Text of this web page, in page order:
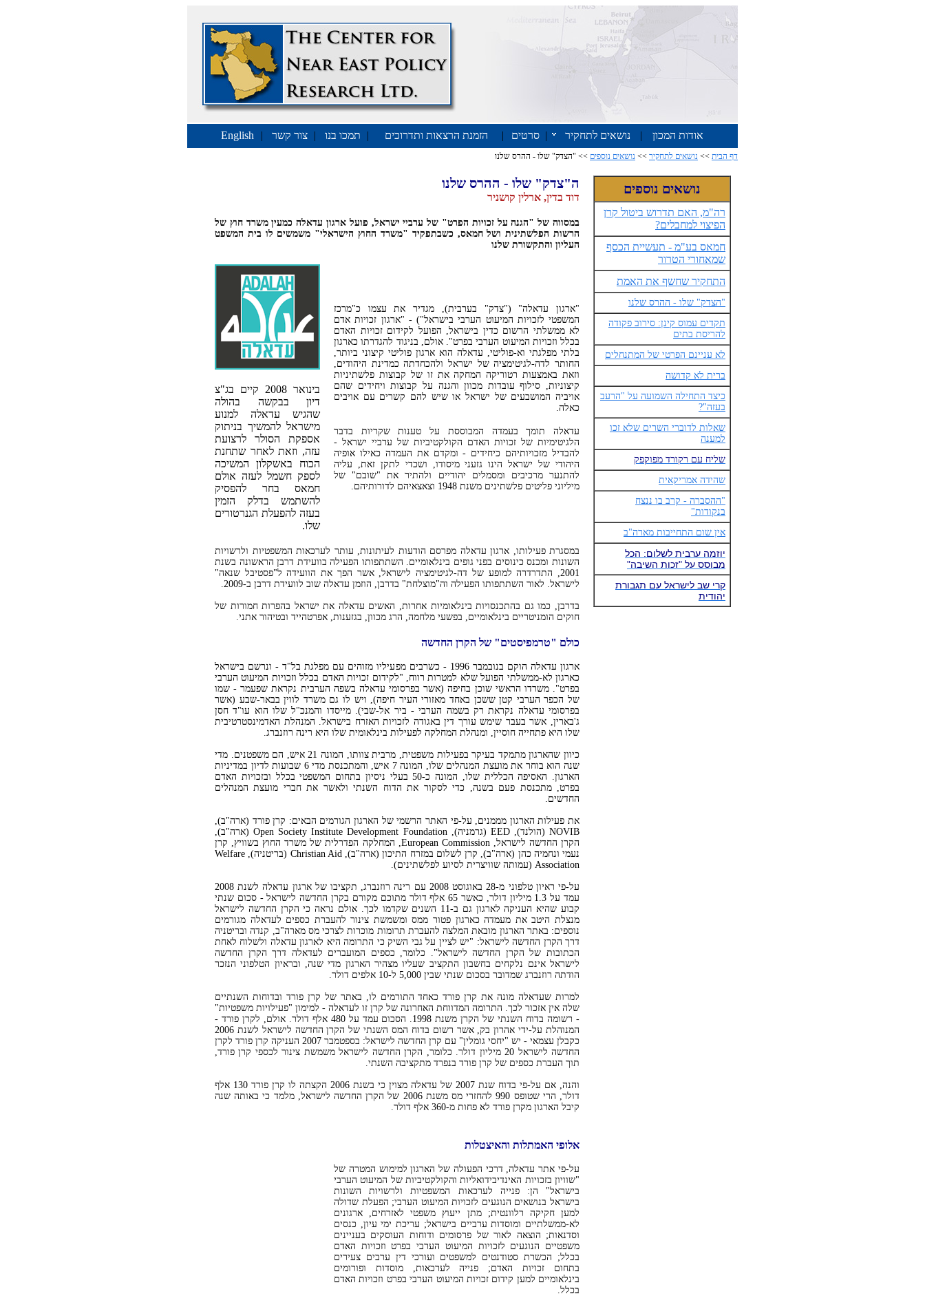
אודות המכון | נושאים לתחקיר | סרטים | הזמנת הרצאות ותדרוכים | תמכו בנו | צור קשר |
English
דף הבית >> נושאים לתחקיר >> נושאים נוספים >> "הצדק" שלו - ההרס שלנו
נושאים נוספים
רה"מ, האם תדרוש ביטול קרן
הפיצוי למחבלים?
חמאס בע"מ - תעשיית הכסף
שמאחורי הטרור
התחקיר שחשף את האמת
"הצדק" שלו - ההרס שלנו
תקדים עמוס קינן: סירוב פקודה
להריסת בתים
לא עניינם הפרטי של המתנחלים
ברית לא קדושה
כיצד התחילה השמועה על "הרעב
בעזה"?
שאלות לדוברי השרים שלא זכו
למענה
שליח עם רקורד מפוקפק
שהידה אמריקאית
"ההסברה - קרב בו ננצח
בנקודות"
אין שום התחייבות מארה"ב
יוזמה ערבית לשלום: הכל
מבוסס על "זכות השיבה"
קרי שב לישראל עם תגבורת
יהודית
ה"צדק" שלו - ההרס שלנו
דוד בדין, ארלין קושניר
במסווה של "הגנה על זכויות הפרט" של ערביי ישראל, פועל ארגון עדאלה כמעין משרד חוץ של
הרשות הפלשתינית ושל חמאס, כשבתפקיד "משרד החוץ הישראלי" משמשים לו בית המשפט
העליון והתקשורת שלנו
"ארגון עדאלה" ("צדק" בערבית), מגדיר את עצמו כ"מרכז
המשפטי לזכויות המיעוט הערבי בישראל") - "ארגון זכויות אדם
לא ממשלתי הרשום כדין בישראל, הפועל לקידום זכויות האדם
בכלל וזכויות המיעוט הערבי בפרט". אולם, בניגוד להגדרתו כארגון
בלתי מפלגתי וא-פוליטי, עדאלה הוא ארגון פוליטי קיצוני ביותר,
החותר לדה-לגיטימציה של ישראל ולהכחדתה כמדינת היהודים,
וזאת באמצעות רטוריקה המחקה את זו של קבוצות פלשתיניות
קיצוניות, סילוף עובדות מכוון והגנה על קבוצות ויחידים שהם
אויביה המושבעים של ישראל או שיש להם קשרים עם אויבים
כאלה.
עדאלה תומך בעמדה המבוססת על טענות שקריות בדבר
הלגיטימיות של זכויות האדם הקולקטיביות של ערביי ישראל -
להבדיל מזכויותיהם כיחידים - ומקדם את העמדה כאילו אופיה
היהודי של ישראל הינו גזעני מיסודו, ושכדי לתקן זאת, עליה
להתנער מרכיבים ומסמלים יהודיים ולהתיר את "שובם" של
מיליוני פליטים פלשתינים משנת 1948 וצאצאיהם לדורותיהם.
בינואר 2008 קיים בג"צ
דיון בבקשה בהולה
שהגיש עדאלה למנוע
מישראל להמשיך בניתוק
אספקת הסולר לרצועת
עזה, וזאת לאחר שתחנת
הכוח באשקלון המשיכה
לספק חשמל לעזה אולם
חמאס בחר להפסיק
להשתמש בדלק הזמין
בעזה להפעלת הגנרטורים
שלו.
במסגרת פעילותו, ארגון עדאלה מפרסם הודעות לעיתונות, עותר לערכאות המשפטיות ולרשויות
השונות ומכנס כינוסים בפני גופים בינלאומיים. השתתפותו הפעילה בוועידת דרבן הראשונה בשנת
2001, התדרדרה למופע של דה-לגיטימציה לישראל, אשר הפך את הוועידה ל"פסטיבל שנאה"
לישראל. לאור השתתפותו הפעילה וה"מוצלחת" בדרבן, הוזמן עדאלה שוב לוועידת דרבן ב-2009.
בדרבן, כמו גם בהתכנסויות בינלאומיות אחרות, האשים עדאלה את ישראל בהפרות חמורות של
חוקים הומניטריים בינלאומיים, בפשעי מלחמה, הרג מכוון, בגזענות, אפרטהייד ובטיהור אתני.
כולם "טרמפיסטים" של הקרן החדשה
ארגון עדאלה הוקם בנובמבר 1996 - כשרבים מפעיליו מזוהים עם מפלגת בל"ד - ונרשם בישראל
כארגון לא-ממשלתי הפועל שלא למטרות רווח, "לקידום זכויות האדם בכלל וזכויות המיעוט הערבי
בפרט". משרדו הראשי שוכן בחיפה (אשר בפרסומי עדאלה בשפה הערבית נקראת שפעמר - שמו
של הכפר הערבי קטן ששכן באחד מאזורי העיר חיפה), ויש לו גם משרד לווין בבאר-שבע (אשר
בפרסומי עדאלה נקראת רק בשמה הערבי - ביר אל-שבי). מייסדו והמנכ"ל שלו הוא עו"ד חסן
ג'בארין, אשר בעבר שימש עורך דין באגודה לזכויות האזרח בישראל. המנהלת האדמינסטרטיבית
שלו היא פתחייה חוסיין, ומנהלת המחלקה לפעילות בינלאומית שלו היא רינה רוזנברג.
כיוון שהארגון מתמקד בעיקר בפעילות משפטית, מרבית צוותו, המונה 21 איש, הם משפטנים. מדי
שנה הוא בוחר את מועצת המנהלים שלו, המונה 7 איש, והמתכנסת מדי 6 שבועות לדיון במדיניות
הארגון. האסיפה הכללית שלו, המונה כ-50 בעלי ניסיון בתחום המשפטי בכלל ובזכויות האדם
בפרט, מתכנסת פעם בשנה, כדי לסקור את הדוח השנתי ולאשר את חברי מועצת המנהלים
החדשים.
את פעילות הארגון מממנים, על-פי האתר הרשמי של הארגון הגורמים הבאים: קרן פורד (ארה"ב),
NOVIB (הולנד), EED (גרמניה), Open Society Institute Development Foundation (ארה"ב),
הקרן החדשה לישראל, European Commission, המחלקה הפדרלית של משרד החוץ בשוויץ, קרן
נעמי ונחמיה כהן (ארה"ב), קרן לשלום במזרח התיכון (ארה"ב), Christian Aid (בריטניה), Welfare
Association (עמותה שוויצרית לסיוע לפלשתינים).
על-פי ראיון טלפוני מ-28 באוגוסט 2008 עם רינה רוזנברג, תקציבו של ארגון עדאלה לשנת 2008
עמד על 1.3 מיליון דולר, כאשר 65 אלף דולר מתוכם מקורם בקרן החדשה לישראל - סכום שנתי
קבוע שהיא העניקה לארגון גם ב-11 השנים שקדמו לכך. אולם נראה כי הקרן החדשה לישראל
מנצלת היטב את מעמדה כארגון פטור ממס ומשמשת צינור להעברת כספים לעדאלה מגורמים
נוספים: באתר הארגון מובאת המלצה להעברת תרומות מוכרות לצרכי מס מארה"ב, קנדה ובריטניה
דרך הקרן החדשה לישראל: "יש לציין על גבי השיק כי התרומה היא לארגון עדאלה ולשלוח לאחת
הכתובות של הקרן החדשה לישראל". כלומר, כספים המועברים לעדאלה דרך הקרן החדשה
לישראל אינם נלקחים בחשבון התקציב שעליו מצהיר הארגון מדי שנה, ובראיון הטלפוני הנזכר
הודתה רוזנברג שמדובר בסכום שנתי שבין 5,000 ל-10 אלפים דולר.
למרות שעדאלה מונה את קרן פורד כאחד התורמים לו, באתר של קרן פורד ובדוחות השנתיים
שלה אין אזכור לכך. התרומה המדווחת האחרונה של קרן זו לעדאלה - למימון "פעילויות משפטיות"
- רשומה בדוח השנתי של הקרן משנת 1998. הסכום עמד על 480 אלף דולר. אולם, לקרן פורד -
המנוהלת על-ידי אהרון בק, אשר רשום בדוח המס השנתי של הקרן החדשה לישראל לשנת 2006
כקבלן עצמאי - יש "יחסי גומלין" עם קרן החדשה לישראל: בספטמבר 2007 העניקה קרן פורד לקרן
החדשה לישראל 20 מיליון דולר. כלומר, הקרן החדשה לישראל משמשת צינור לכספי קרן פורד,
תוך העברת כספים של קרן פורד בנפרד מתקציבה השנתי.
והנה, אם על-פי בדוח שנת 2007 של עדאלה מצוין כי בשנת 2006 הקצתה לו קרן פורד 130 אלף
דולר, הרי שטופס 990 להחזרי מס משנת 2006 של הקרן החדשה לישראל, מלמד כי באותה שנה
קיבל הארגון מקרן פורד לא פחות מ-360 אלף דולר.
אלופי האמתלות והאיצטלות
על-פי אתר עדאלה, דרכי הפעולה של הארגון למימוש המטרה של
"שוויון בזכויות האינדיבידואליות והקולקטיביות של המיעוט הערבי
בישראל" הן: פנייה לערכאות המשפטיות ולרשויות השונות
בישראל בנושאים הנוגעים לזכויות המיעוט הערבי; הפעלת שדולה
למען חקיקה רלוונטית; מתן ייעוץ משפטי לאזרחים, ארגונים
לא-ממשלתיים ומוסדות ערביים בישראל; עריכת ימי עיון, כנסים
וסדנאות; הוצאה לאור של פרסומים ודוחות העוסקים בעניינים
משפטיים הנוגעים לזכויות המיעוט הערבי בפרט וזכויות האדם
בכלל; הכשרת סטודנטים למשפטים ועורכי דין ערבים צעירים
בתחום זכויות האדם; פנייה לערכאות, מוסדות ופורומים
בינלאומיים למען קידום זכויות המיעוט הערבי בפרט וזכויות האדם
בכלל.